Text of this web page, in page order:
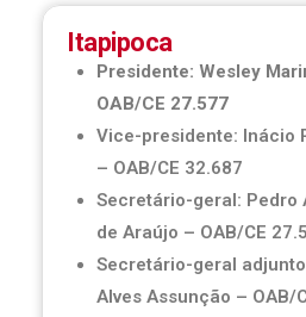
Itapipoca
Presidente: Wesley
OAB/CE 27.577
Vice-presidente: Inácio
– OAB/CE 32.687
Secretário-geral: Pedro
de Araújo – OAB/CE
Secretário-geral
Alves Assunção – OAB/